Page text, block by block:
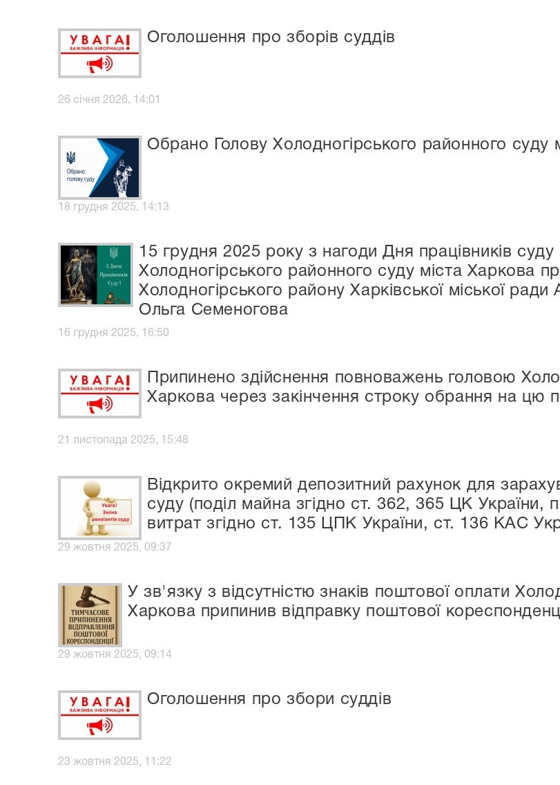
Оголошення про зборів суддів
26 січня 2026, 14:01
Обрано Голову Холодногірського районного суду
18 грудня 2025, 14:13
15 грудня 2025 року з нагоди Дня працівників суду
Холодногірського районного суду міста Харкова
Холодногірського району Харківської міської ради
Ольга Семеногова
16 грудня 2025, 16:50
Припинено здійснення повноважень головою
Харкова через закінчення строку обрання на цю
21 листопада 2025, 15:48
Відкрито окремий депозитний рахунок для
суду (поділ майна згідно ст. 362, 365 ЦК
витрат згідно ст. 135 ЦПК України, ст. 136 КАС
29 жовтня 2025, 09:37
У зв'язку з відсутністю знаків поштової оплати
Харкова припинив відправку поштової
29 жовтня 2025, 09:14
Оголошення про збори суддів
23 жовтня 2025, 11:22